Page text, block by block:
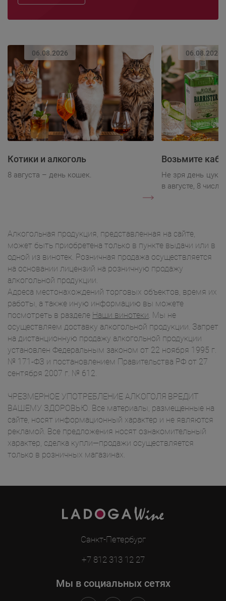
06.08.2026
Котики и алкоголь
8 августа – день кошек.
06.08.2026
Возьмите
Не зря день
в августе, 8 числа.
Алкогольная продукция, представленная на сайте,
может быть приобретена только в пункте выдачи или в
одной из винотек. Розничная продажа осуществляется
на основании лицензий на розничную продажу
алкогольной продукции.
Адреса местонахождений торговых объектов, время их
работы, а также иную информацию вы можете
посмотреть в разделе Наши винотеки. Мы не
осуществляем доставку алкогольной продукции. Запрет
на дистанционную продажу алкогольной продукции
установлен Федеральным законом от 22 ноября 1995 г.
№ 171-ФЗ и постановлением Правительства РФ от 27
сентября 2007 г. № 612.
ЧРЕЗМЕРНОЕ УПОТРЕБЛЕНИЕ АЛКОГОЛЯ ВРЕДИТ
ВАШЕМУ ЗДОРОВЬЮ. Все материалы, размещенные на
сайте, носят информационный характер и не являются
рекламой. Все предложения носят ознакомительный
характер, сделка купли—продажи осуществляется
только в розничных магазинах.
Санкт-Петербург
+7 812 313 12 27
Мы в социальных сетях